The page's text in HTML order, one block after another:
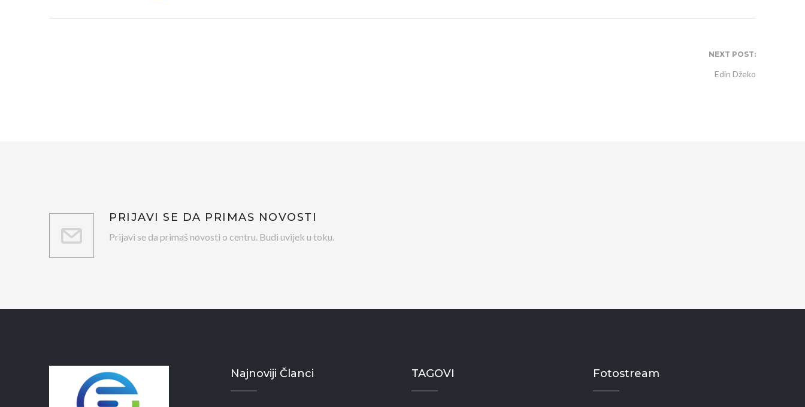
NEXT POST:
Edin Džeko
PRIJAVI SE DA PRIMAŠ NOVOSTI
Prijavi se da primaš novosti o centru. Budi uvijek u toku.
Najnoviji Članci TAGOVI Fotostream